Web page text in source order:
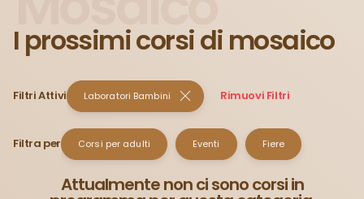
I prossimi corsi di mosaico
Filtri Attivi Laboratori Bambini Rimuovi Filtri
Filtra per Corsi per adulti Eventi Fiere
Attualmente non ci sono corsi in